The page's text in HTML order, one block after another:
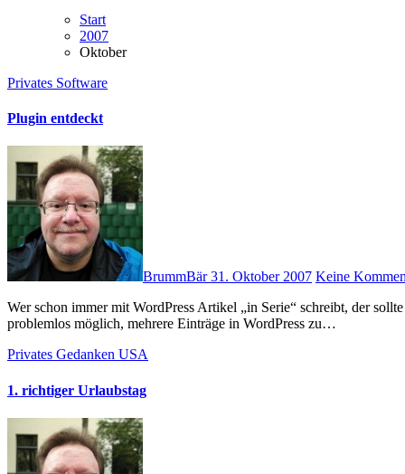
Start
2007
Oktober
Privates Software
Plugin entdeckt
BrummBär31. Oktober 2007 Keine
Wer schon immer mit WordPress Artikel „in Serie“ schreibt, der sollte sich mal ein nettes Plugin dazu ansehen: In Series. Damit ist es
problemlos möglich, mehrere Einträge in WordPress zu…
Privates Gedanken USA
1. richtiger Urlaubstag